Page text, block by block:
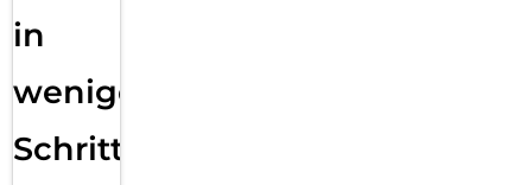
in
wenigen
Schritten